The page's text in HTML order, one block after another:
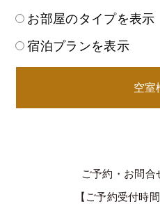
お部屋のタイプを表示
宿泊プランを表示
空室
ご予約・お問合
【ご予約受付時